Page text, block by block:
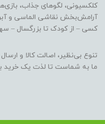
کلکسیونی، لگوهای جذاب،
آرامش‌بخش نقاشی الماسی و
کسی – از کودک تا بزرگسال –
تنوع بی‌نظیر، اصالت کالا و
ما به شماست تا لذت یک خرید